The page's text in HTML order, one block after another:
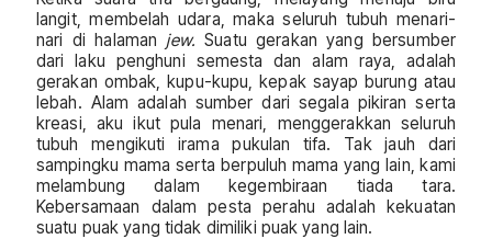
langit, membelah udara, maka seluruh tubuh menari-
nari di halaman jew.Suatu gerakan yang bersumber
dari laku penghuni semesta dan alam raya, adalah
gerakan ombak, kupu-kupu, kepak sayap burung atau
lebah. Alam adalah sumber dari segala pikiran serta
kreasi, aku ikut pula menari, menggerakkan seluruh
tubuh mengikuti irama pukulan tifa. Tak jauh dari
sampingku mama serta berpuluh mama yang lain, kami
melambung dalam kegembiraan tiada tara.
Kebersamaan dalam pesta perahu adalah kekuatan
suatu puak yang tidak dimiliki puak yang lain.